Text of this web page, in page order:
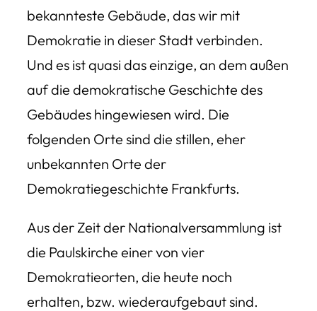
bekannteste Gebäude, das wir mit
Demokratie in dieser Stadt verbinden.
Und es ist quasi das einzige, an dem außen
auf die demokratische Geschichte des
Gebäudes hingewiesen wird. Die
folgenden Orte sind die stillen, eher
unbekannten Orte der
Demokratiegeschichte Frankfurts.
Aus der Zeit der Nationalversammlung ist
die Paulskirche einer von vier
Demokratieorten, die heute noch
erhalten, bzw. wiederaufgebaut sind.